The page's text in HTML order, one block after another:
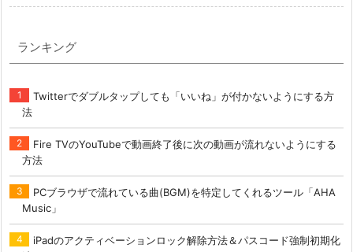
ランキング
Twitterでダブルタップしても「いいね」が付かないようにする方
法
Fire TVのYouTubeで動画終了後に次の動画が流れないようにする
方法
PCブラウザで流れている曲(BGM)を特定してくれるツール「AHA
Music」
iPadのアクティベーションロック解除方法＆パスコード強制初期化